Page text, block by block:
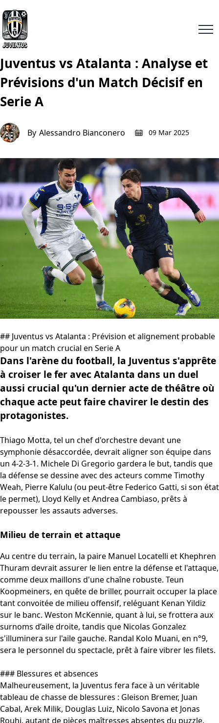
Juventus vs Atalanta : Analyse et
Prévisions d'un Match Décisif en
Serie A
By Alessandro Bianconero 09 Mar 2025
## Juventus vs Atalanta : Prévision et alignement probable
pour un match crucial en Serie A
Dans l'arène du football, la Juventus s'apprête
à croiser le fer avec Atalanta dans un duel
aussi crucial qu'un dernier acte de théâtre où
chaque acte peut faire chavirer le destin des
protagonistes.
Thiago Motta, tel un chef d'orchestre devant une
symphonie désaccordée, devrait aligner son équipe dans
un 4-2-3-1. Michele Di Gregorio gardera le but, tandis que
la défense se dessine avec des acteurs comme Timothy
Weah, Pierre Kalulu (ou peut-être Federico Gatti, si son état
le permet), Lloyd Kelly et Andrea Cambiaso, prêts à
repousser les assauts adverses.
Milieu de terrain et attaque
Au centre du terrain, la paire Manuel Locatelli et Khephren
Thuram devrait assurer le lien entre la défense et l'attaque,
comme deux maillons d'une chaîne robuste. Teun
Koopmeiners, en quête de briller, pourrait occuper la place
tant convoitée de milieu offensif, reléguant Kenan Yildiz
sur le banc. Weston McKennie, quant à lui, se frottera aux
surnoms d’aile droite, tandis que Nicolas Gonzalez
s'illuminera sur l'aile gauche. Randal Kolo Muani, en n°9,
sera le personnel du spectacle, prêt à faire vibrer les filets.
### Blessures et absences
Malheureusement, la Juventus fera face à un véritable
tableau de chasse de blessures : Gleison Bremer, Juan
Cabal, Arek Milik, Douglas Luiz, Nicolo Savona et Jonas
Rouhi, autant de pièces maîtresses absentes du puzzle.